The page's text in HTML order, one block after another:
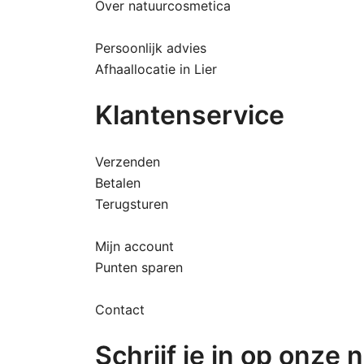
Over natuurcosmetica
Persoonlijk advies
Afhaallocatie in Lier
Klantenservice
Verzenden
Betalen
Terugsturen
Mijn account
Punten sparen
Contact
Schrijf je in op onze